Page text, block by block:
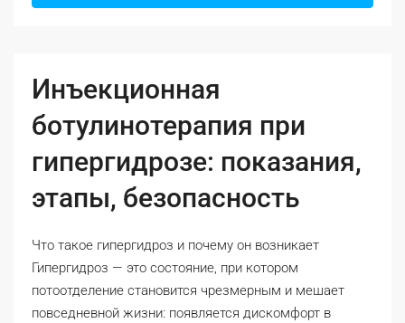
Инъекционная
ботулинотерапия при
гипергидрозе: показания,
этапы, безопасность
Что такое гипергидроз и почему он возникает
Гипергидроз — это состояние, при котором
потоотделение становится чрезмерным и мешает
повседневной жизни: появляется дискомфорт в